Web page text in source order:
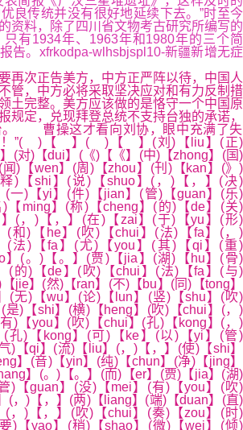
良传统并没有很好地延续下去。”时至今
资料，除了四川省文物考古研究所编写的
只有1934年、1963年和1980年的三个简
告。xfrkodpa-wlhsbjspl10-新疆新增无症
次正告美方，‍‍中方正严阵以待，‍‍中国人
管，‍‍中方‍‍必将采取坚决应对和有力反制措
土完整。‍‍美方‍‍应该做的是‍‍恪守一个中国原
规定，‍‍兑现拜登总统‍‍不支持台独的‍‍承诺，
。 曹操这才看向刘协，眼中充满了失
！”( )【 】( )【 】(刘)【liu】(正)
(对)【dui】(《)【《】(中)【zhong】(国)
闻)【wen】(周)【zhou】(刊)【kan】(》)
)【shi】(说)【shuo】(，)【，】(决)
(一)【yi】(件)【jian】(管)【guan】(乐)
)【ming】(称)【cheng】(的)【de】(关)
】(，)【，】(在)【zai】(于)【yu】(形)
(和)【he】(吹)【chui】(法)【fa】(，)
(法)【fa】(尤)【you】(其)【qi】(重)
】(。)【。】(贾)【jia】(湖)【hu】(骨)
(的)【de】(吹)【chui】(法)【fa】(与)
jie】(然)【ran】(不)【bu】(同)【tong】
(无)【wu】(论)【lun】(竖)【shu】(吹)
(是)【shi】(横)【heng】(吹)【chui】(，)
)【you】(吹)【chui】(孔)【kong】(，)
(孔)【kong】(可)【ke】(以)【yi】(管)
)【qi】(流)【liu】(，)【，】(使)【shi】
】(音)【yin】(纯)【chun】(净)【jing】
】(。)【。】(而)【er】(贾)【jia】(湖)
)【guan】(没)【mei】(有)【you】(吹)
(，)【，】(两)【liang】(端)【duan】(直)
(，)【，】(吹)【chui】(奏)【zou】(时)
)【yao】(稍)【shao】(微)【wei】(倾)